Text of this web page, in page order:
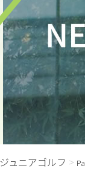
ジュニアゴルフ >